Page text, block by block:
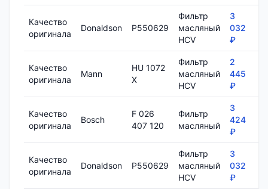
Качество
оригинала
Donaldson P550629
Фильтр
масляный
HCV
3
032
₽
Качество
оригинала
Mann
HU 1072
X
Фильтр
масляный
HCV
2
445
₽
Качество
оригинала
Bosch
F 026
407 120
Фильтр
масляный
3
424
₽
Качество
оригинала
Donaldson P550629
Фильтр
масляный
HCV
3
032
₽